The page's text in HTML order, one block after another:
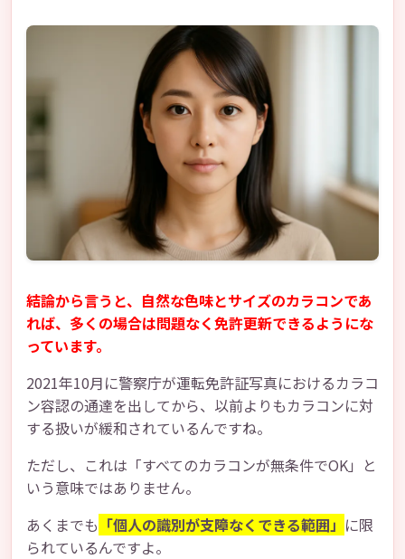
結論から言うと、自然な色味とサイズのカラコンであ
れば、多くの場合は問題なく免許更新できるようにな
っています。
2021年10月に警察庁が運転免許証写真におけるカラコ
ン容認の通達を出してから、以前よりもカラコンに対
する扱いが緩和されているんですね。
ただし、これは「すべてのカラコンが無条件でOK」と
いう意味ではありません。
あくまでも 「個人の識別が支障なくできる範囲」 に限
られているんですよ。